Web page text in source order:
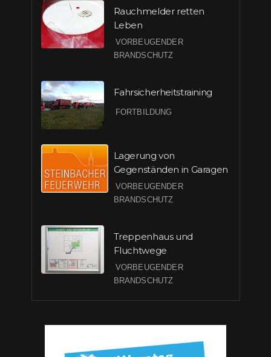
Rauchmelder retten
Leben
VORBEUGENDER
BRANDSCHUTZ
Fahrsicherheitstraining
FORTBILDUNG
Lagerung von
Gegenständen in Garagen
VORBEUGENDER
BRANDSCHUTZ
Treppenhaus und
Fluchtwege
VORBEUGENDER
BRANDSCHUTZ